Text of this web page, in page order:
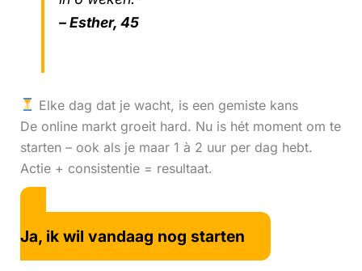
– Esther, 45
Elke dag dat je wacht, is een gemiste kans
De online markt groeit hard. Nu is hét moment om te
starten – ook als je maar 1 à 2 uur per dag hebt.
Actie + consistentie = resultaat.
Ja, ik wil vandaag nog starten